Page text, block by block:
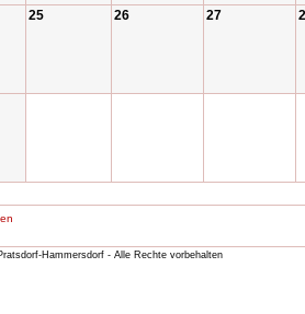
25 26 27
Hammersdorf - Alle Rechte vorbehalten